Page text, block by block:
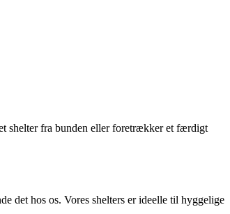
shelter fra bunden eller foretrækker et færdigt
det hos os. Vores shelters er ideelle til hyggelige